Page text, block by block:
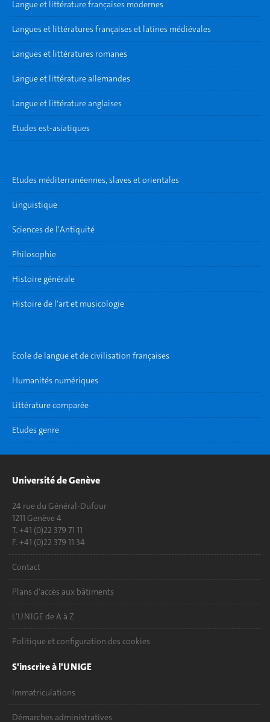
Langue et littérature françaises modernes
Langues et littératures françaises et latines médiévales
Langues et littératures romanes
Langue et littérature allemandes
Langue et littérature anglaises
Etudes est-asiatiques
Etudes méditerranéennes, slaves et orientales
Linguistique
Sciences de l'Antiquité
Philosophie
Histoire générale
Histoire de l'art et musicologie
Ecole de langue et de civilisation françaises
Humanités numériques
Littérature comparée
Etudes genre
Université de Genève
24 rue du Général-Dufour
1211 Genève 4
T. +41 (0)22 379 71 11
F. +41 (0)22 379 11 34
Contact
Plans d'accès aux bâtiments
L'UNIGE de A à Z
Politique et configuration des cookies
S'inscrire à l'UNIGE
Immatriculations
Démarches administratives